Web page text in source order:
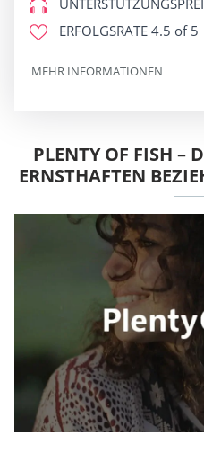
ERFOLGSRATE 4.5 of 5
MEHR INFORMATIONEN
PLENTY OF FISH –
ERNSTHAFTEN